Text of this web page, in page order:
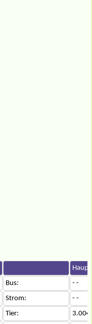
Bus:
- -
Strom:
- -
Tier: